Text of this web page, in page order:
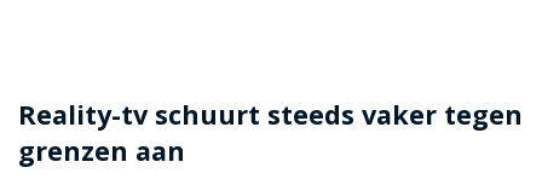
Reality-tv schuurt steeds vaker tegen
grenzen aan